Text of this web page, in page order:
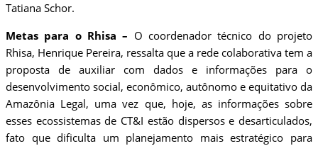
Tatiana Schor.
Metas para o Rhisa – O coordenador técnico do projeto
Rhisa, Henrique Pereira, ressalta que a rede colaborativa tem a
proposta de auxiliar com dados e informações para o
desenvolvimento social, econômico, autônomo e equitativo da
Amazônia Legal, uma vez que, hoje, as informações sobre
esses ecossistemas de CT&I estão dispersos e desarticulados,
fato que dificulta um planejamento mais estratégico para